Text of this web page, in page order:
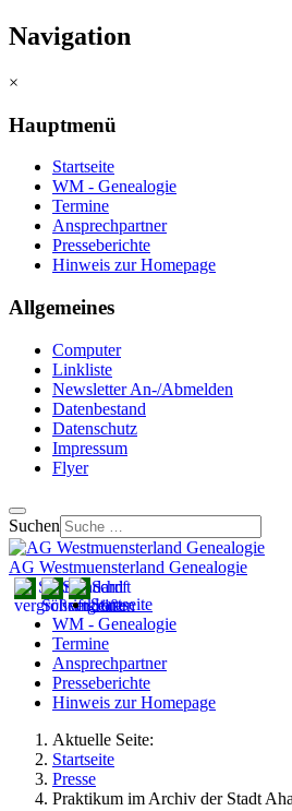
Navigation
×
Hauptmenü
Startseite
WM - Genealogie
Termine
Ansprechpartner
Presseberichte
Hinweis zur Homepage
Allgemeines
Computer
Linkliste
Newsletter An-/Abmelden
Datenbestand
Datenschutz
Impressum
Flyer
Suchen
AG Westmuensterland Genealogie
Startseite
WM - Genealogie
Termine
Ansprechpartner
Presseberichte
Hinweis zur Homepage
Aktuelle Seite:
Startseite
Presse
Praktikum im Archiv der Stadt